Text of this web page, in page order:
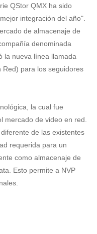
QStor QMX ha sido
integración del año".
de almacenaje de
denominada
la nueva línea llamada
Red) para los seguidores
la cual fue
mercado de video en red.
de las existentes
requerida para un
como almacenaje de
Esto permite a NVP